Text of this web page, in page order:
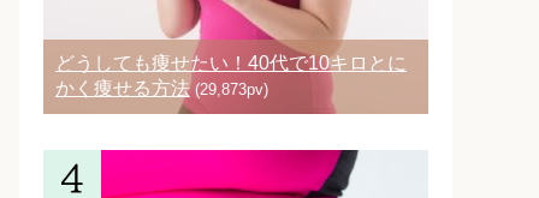
どうしても痩せたい！40代で10キロとに
かく痩せる方法(29,873pv)